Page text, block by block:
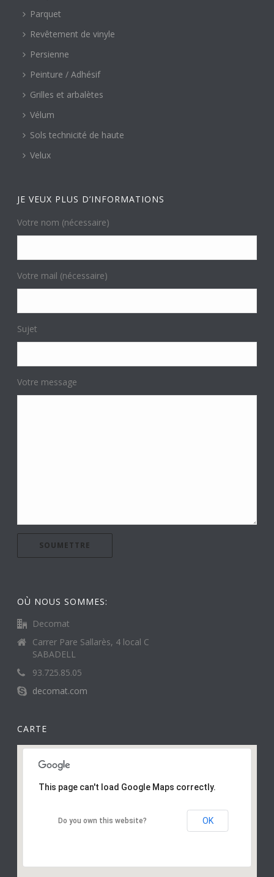
Parquet
Revêtement de vinyle
Persienne
Peinture / Adhésif
Grilles et arbalètes
Vélum
Sols technicité de haute
Velux
JE VEUX PLUS D’INFORMATIONS
Votre nom (nécessaire)
Votre mail (nécessaire)
Sujet
Votre message
OÙ NOUS SOMMES:
Decomat
Carrer Pare Sallarès, 4 local C
SABADELL
93.725.85.05
decomat.com
CARTE
This page can't load Google Maps correctly.
Do you own this website? OK